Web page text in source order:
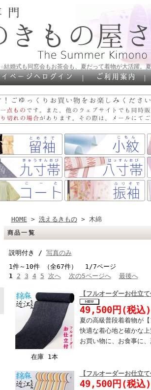
☆結婚式も同窓会もお茶会も、夏だって着物が大活躍。
｜
HOME > 洗えるきもの> 木綿
商品一覧
説明付き / 写真のみ
1件～10件 （全67件） 1/7ページ
1
2 3 4 5 次へ 次の5ページへ 最後へ
在庫 1本
【フルオーダーお仕立
49,500円(税込)
夏の高級普段着着物が
快適な着心地と確かな
お買い物に、お食事に
【フルオーダーお仕立
49,500円(税込)